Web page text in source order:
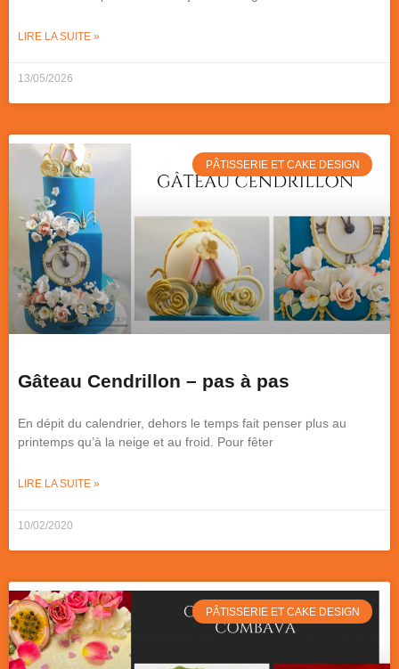
LIRE LA SUITE »
13/05/2026
PÂTISSERIE ET CAKE DESIGN
Gâteau Cendrillon – pas à pas
En dépit du calendrier, dehors le temps fait penser plus au
printemps qu’à la neige et au froid. Pour fêter
LIRE LA SUITE »
10/02/2020
PÂTISSERIE ET CAKE DESIGN